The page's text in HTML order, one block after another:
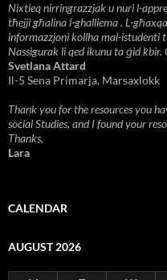
Nixtieq nirringrazzjak u nuri l-
tħejji għalina l-ghalliema . L-
informazzjoni kollha mal-istudenti
Nassigurak li qed ikunu ta ġid kbir.
Svetlana Attard
Il-5 Sena Primarja, Marsaxlokk
Thank you for the resources you
social Studies, and I found your
Thanks,
Lara
CALENDAR
AUGUST 2026